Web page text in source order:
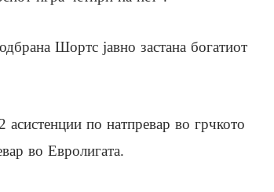
Шортс јавно застана богатиот
по натпревар во грчкото
во Евролигата.